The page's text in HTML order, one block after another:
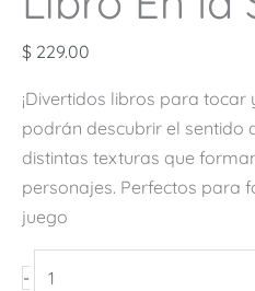
$ 229.00
¡Divertidos libros para tocar
podrán descubrir el sentido
distintas texturas que
personajes. Perfectos para
juego
-